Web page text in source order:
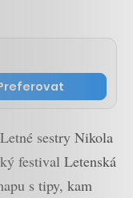
sestry Nikola
festival Letenská
s tipy, kam